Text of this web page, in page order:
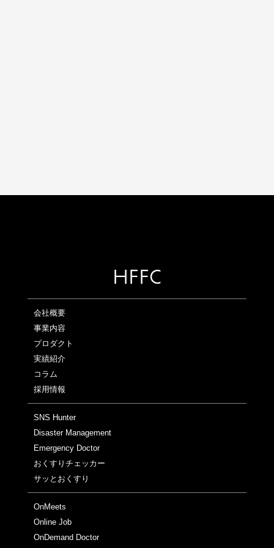
HFFC
会社概要
事業内容
プロダクト
実績紹介
コラム
採用情報
SNS Hunter
Disaster Management
Emergency Doctor
おくすりチェッカー
サッとおくすり
OnMeets
Online Job
OnDemand Doctor